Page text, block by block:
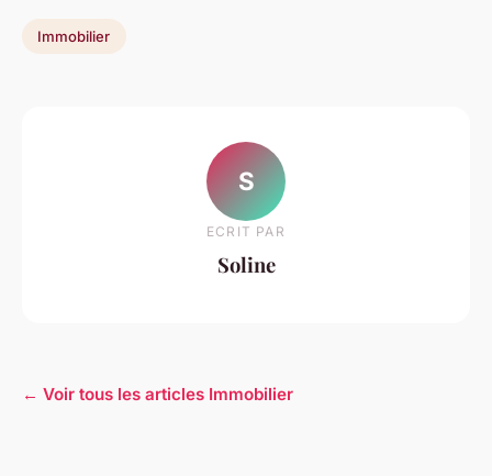
Immobilier
S
ECRIT PAR
Soline
← Voir tous les articles Immobilier